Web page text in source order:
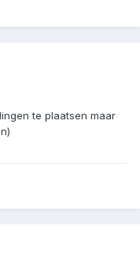
te plaatsen maar